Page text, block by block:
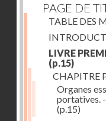
PAGE DE
TABLE DES
LIVRE
(p.15)
CHAPITRE
Organes
portatives.
(p.15)